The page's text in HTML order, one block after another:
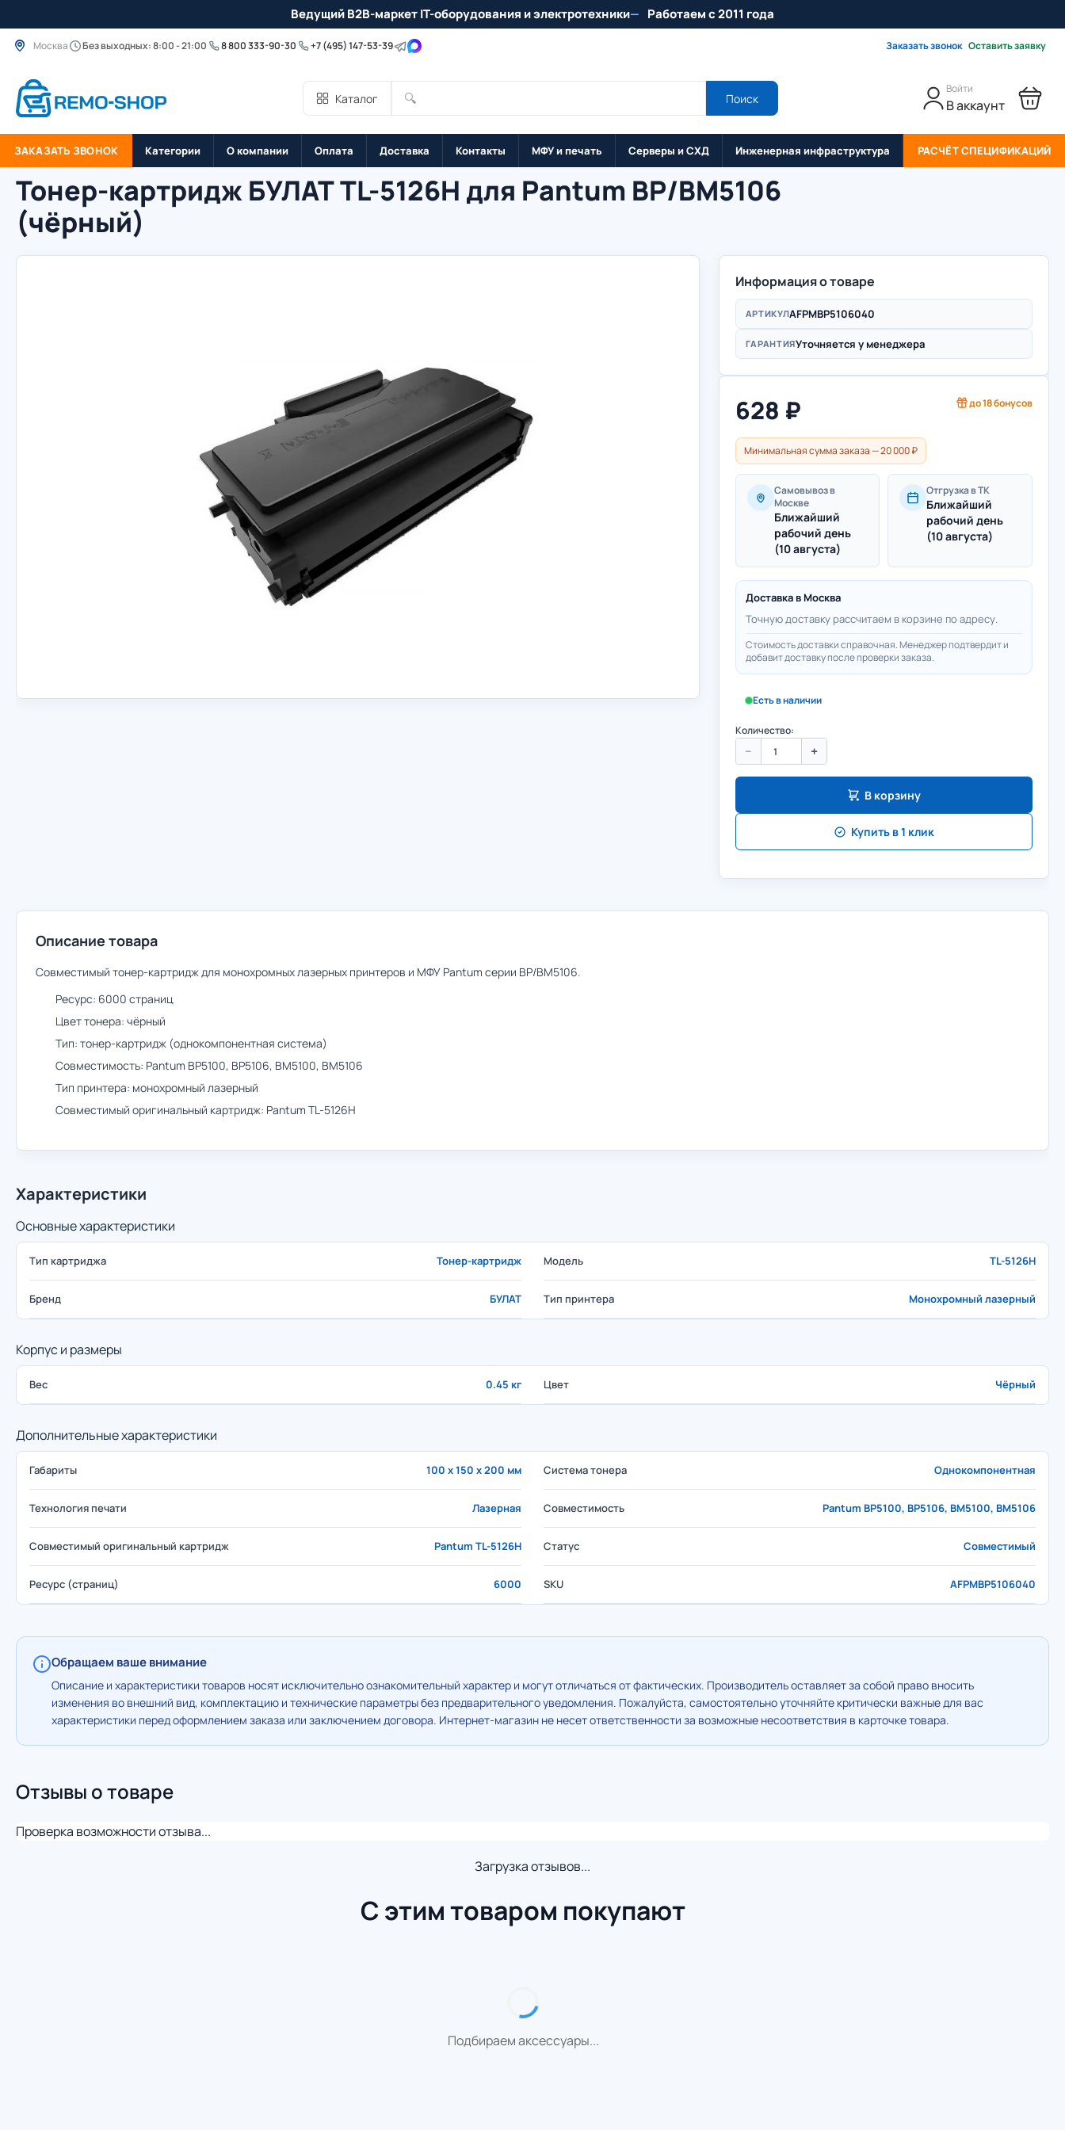
Ведущий B2B-маркет IT-оборудования и электротехники Работаем с 2011 года
Москва Без выходных: 8:00 - 21:00 8 800 333-90-30 +7 (495) 147-53-39 Заказать звонок Оставить заявку
Каталог 🔍 Поиск
Войти
В аккаунт
ЗАКАЗАТЬ ЗВОНОК Категории О компании Оплата Доставка Контакты МФУ и печать Серверы и СХД Инженерная инфраструктура РАСЧЁТ СПЕЦИФИКАЦИЙ
Тонер-картридж БУЛАТ TL-5126H для Pantum BP/BM5106
(чёрный)
Информация о товаре
АРТИКУЛAFPMBP5106040
ГАРАНТИЯУточняется у менеджера
628 ₽ до18бонусов
Минимальная сумма заказа — 20 000 ₽
Самовывоз в
Москве
Ближайший
рабочий день
(10 августа)
Отгрузка в ТК
Ближайший
рабочий день
(10 августа)
Доставка в Москва
Точную доставку рассчитаем в корзине по адресу.
Стоимость доставки справочная. Менеджер подтвердит и
добавит доставку после проверки заказа.
Есть в наличии
Количество:
− +
В корзину
Купить в 1 клик
Описание товара
Совместимый тонер-картридж для монохромных лазерных принтеров и МФУ Pantum серии BP/BM5106.
Ресурс: 6000 страниц
Цвет тонера: чёрный
Тип: тонер-картридж (однокомпонентная система)
Совместимость: Pantum BP5100, BP5106, BM5100, BM5106
Тип принтера: монохромный лазерный
Совместимый оригинальный картридж: Pantum TL-5126H
Характеристики
Основные характеристики
Тип картриджа Тонер-картридж Модель TL-5126H
Бренд БУЛАТ Тип принтера Монохромный лазерный
Корпус и размеры
Вес 0.45 кг Цвет Чёрный
Дополнительные характеристики
Габариты 100 x 150 x 200 мм Система тонера Однокомпонентная
Технология печати Лазерная Совместимость Pantum BP5100, BP5106, BM5100, BM5106
Совместимый оригинальный картридж Pantum TL-5126H Статус Совместимый
Ресурс (страниц) 6000 SKU AFPMBP5106040
Обращаем ваше внимание
Описание и характеристики товаров носят исключительно ознакомительный характер и могут отличаться от фактических. Производитель оставляет за собой право вносить
изменения во внешний вид, комплектацию и технические параметры без предварительного уведомления. Пожалуйста, самостоятельно уточняйте критически важные для вас
характеристики перед оформлением заказа или заключением договора. Интернет-магазин не несет ответственности за возможные несоответствия в карточке товара.
Отзывы о товаре
Проверка возможности отзыва...
Загрузка отзывов...
С этим товаром покупают
Подбираем аксессуары...